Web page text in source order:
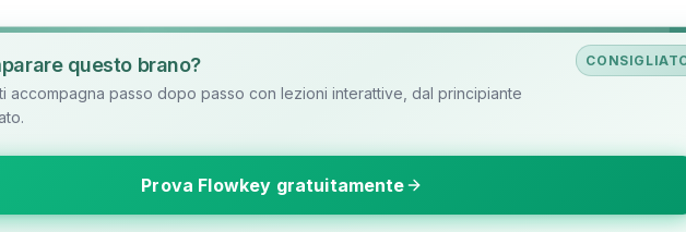
questo brano?
accompagna passo dopo passo con lezioni interattive, dal principiante
Prova Flowkey gratuitamente